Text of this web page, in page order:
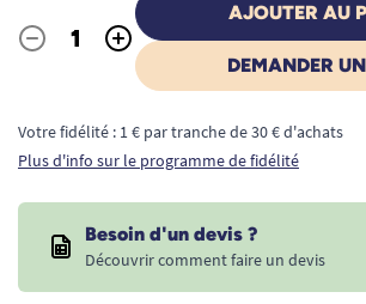
Quantité
- +
AJOUTER AU
DEMANDER
Votre fidélité : 1 € par tranche de 30 € d'achats
Plus d'info sur le programme de fidélité
Besoin d'un devis ?
Découvrir comment faire un devis